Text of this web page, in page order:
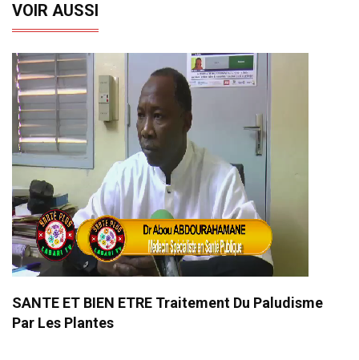
VOIR AUSSI
SANTE ET BIEN ETRE Traitement Du Paludisme
Par Les Plantes